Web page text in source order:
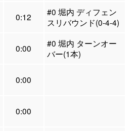
0:12
#0 堀内 ディフェン
スリバウンド(0-4-4)
0:00
#0 堀内 ターンオー
バー(1本)
0:00
0:00